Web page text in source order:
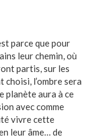
parce que pour
leur chemin, où
partis, sur les
choisi, l’ombre sera
planète aura à ce
avec comme
vivre cette
leur âme… de